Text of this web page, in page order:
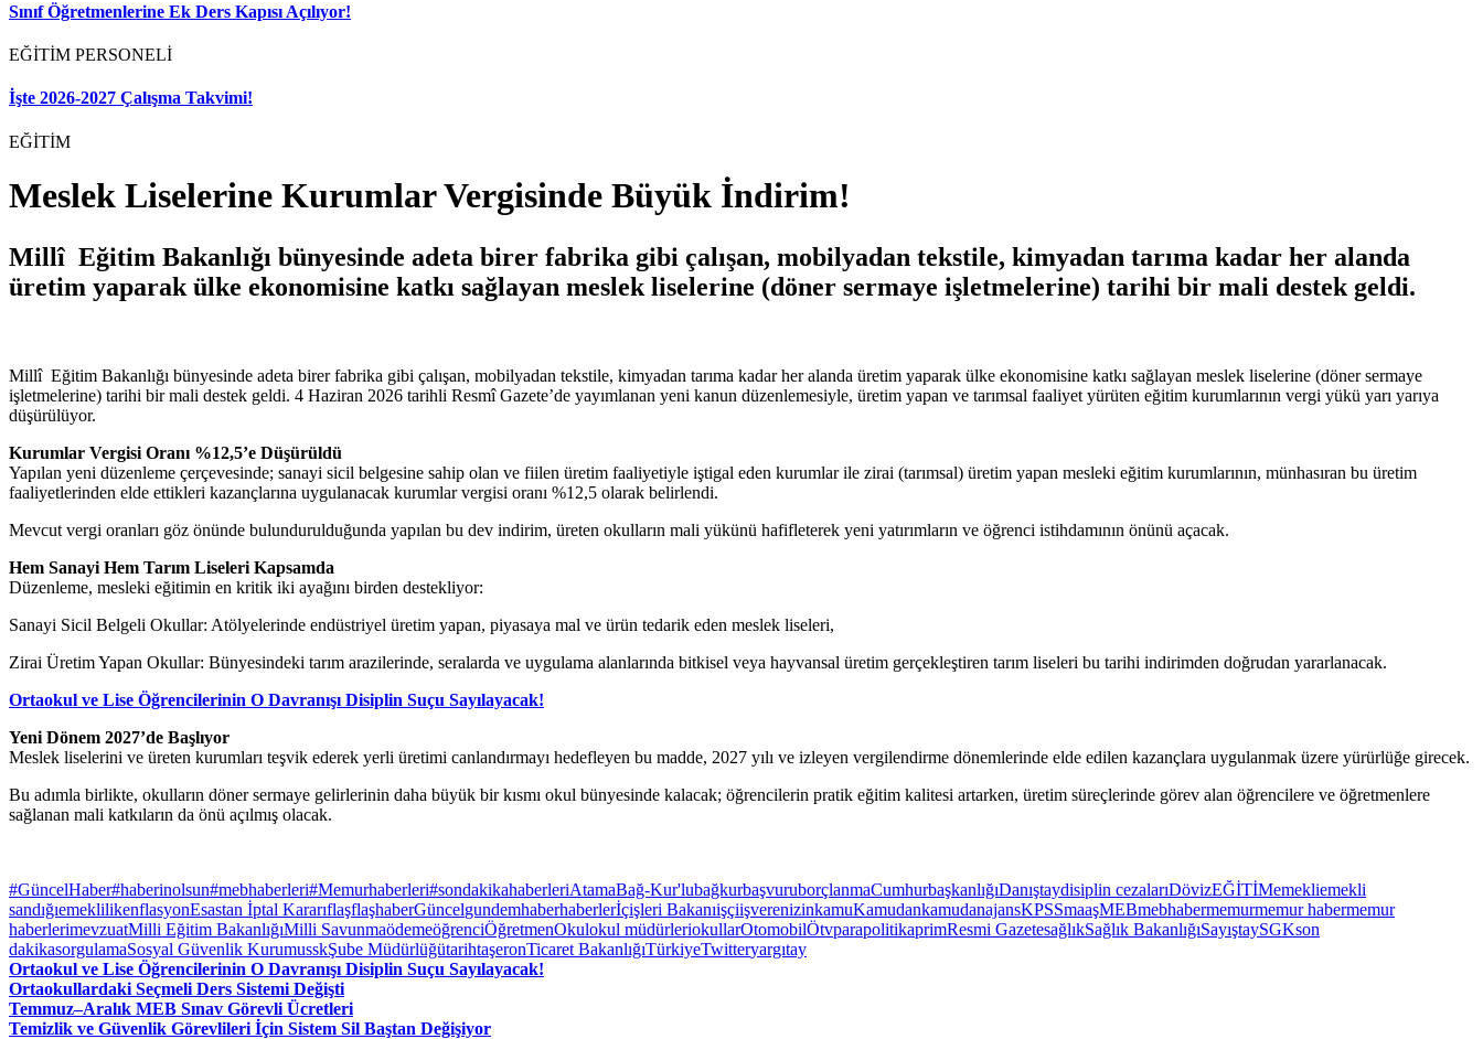
Sınıf Öğretmenlerine Ek Ders Kapısı Açılıyor!
EĞİTİM PERSONELİ
İşte 2026-2027 Çalışma Takvimi!
EĞİTİM
Meslek Liselerine Kurumlar Vergisinde Büyük İndirim!
Millî Eğitim Bakanlığı bünyesinde adeta birer fabrika gibi çalışan, mobilyadan tekstile, kimyadan tarıma kadar her alanda
üretim yaparak ülke ekonomisine katkı sağlayan meslek liselerine (döner sermaye işletmelerine) tarihi bir mali destek geldi.
Millî Eğitim Bakanlığı bünyesinde adeta birer fabrika gibi çalışan, mobilyadan tekstile, kimyadan tarıma kadar her alanda üretim yaparak ülke ekonomisine katkı sağlayan meslek liselerine (döner sermaye
işletmelerine) tarihi bir mali destek geldi. 4 Haziran 2026 tarihli Resmî Gazete’de yayımlanan yeni kanun düzenlemesiyle, üretim yapan ve tarımsal faaliyet yürüten eğitim kurumlarının vergi yükü yarı yarıya
düşürülüyor.
Kurumlar Vergisi Oranı %12,5’e Düşürüldü
Yapılan yeni düzenleme çerçevesinde; sanayi sicil belgesine sahip olan ve fiilen üretim faaliyetiyle iştigal eden kurumlar ile zirai (tarımsal) üretim yapan mesleki eğitim kurumlarının, münhasıran bu üretim
faaliyetlerinden elde ettikleri kazançlarına uygulanacak kurumlar vergisi oranı %12,5 olarak belirlendi.
Mevcut vergi oranları göz önünde bulundurulduğunda yapılan bu dev indirim, üreten okulların mali yükünü hafifleterek yeni yatırımların ve öğrenci istihdamının önünü açacak.
Hem Sanayi Hem Tarım Liseleri Kapsamda
Düzenleme, mesleki eğitimin en kritik iki ayağını birden destekliyor:
Sanayi Sicil Belgeli Okullar: Atölyelerinde endüstriyel üretim yapan, piyasaya mal ve ürün tedarik eden meslek liseleri,
Zirai Üretim Yapan Okullar: Bünyesindeki tarım arazilerinde, seralarda ve uygulama alanlarında bitkisel veya hayvansal üretim gerçekleştiren tarım liseleri bu tarihi indirimden doğrudan yararlanacak.
Ortaokul ve Lise Öğrencilerinin O Davranışı Disiplin Suçu Sayılayacak!
Yeni Dönem 2027’de Başlıyor
Meslek liselerini ve üreten kurumları teşvik ederek yerli üretimi canlandırmayı hedefleyen bu madde, 2027 yılı ve izleyen vergilendirme dönemlerinde elde edilen kazançlara uygulanmak üzere yürürlüğe girecek.
Bu adımla birlikte, okulların döner sermaye gelirlerinin daha büyük bir kısmı okul bünyesinde kalacak; öğrencilerin pratik eğitim kalitesi artarken, üretim süreçlerinde görev alan öğrencilere ve öğretmenlere
sağlanan mali katkıların da önü açılmış olacak.
#GüncelHaber#haberinolsun#mebhaberleri#Memurhaberleri#sondakikahaberleriAtamaBağ-Kur'lubağkurbaşvuruborçlanmaCumhurbaşkanlığıDanıştaydisiplin cezalarıDövizEĞİTİMemekliemekli
sandığıemeklilikenflasyonEsastan İptal KararıflaşflaşhaberGüncelgundemhaberhaberlerİçişleri BakanıişçiişverenizinkamuKamudankamudanajansKPSSmaaşMEBmebhabermemurmemur habermemur
haberlerimevzuatMilli Eğitim BakanlığıMilli SavunmaödemeöğrenciÖğretmenOkulokul müdürleriokullarOtomobilÖtvparapolitikaprimResmi GazetesağlıkSağlık BakanlığıSayıştaySGKson
dakikasorgulamaSosyal Güvenlik KurumusskŞube MüdürlüğütarihtaşeronTicaret BakanlığıTürkiyeTwitteryargıtay
Ortaokul ve Lise Öğrencilerinin O Davranışı Disiplin Suçu Sayılayacak!
Ortaokullardaki Seçmeli Ders Sistemi Değişti
Temmuz–Aralık MEB Sınav Görevli Ücretleri
Temizlik ve Güvenlik Görevlileri İçin Sistem Sil Baştan Değişiyor